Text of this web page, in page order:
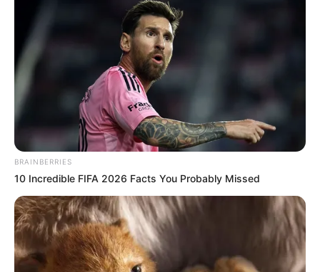
BRAINBERRIES
10 Incredible FIFA 2026 Facts You Probably Missed